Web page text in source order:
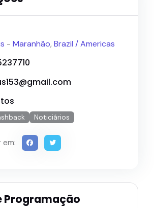
- Maranhão, Brazil /Americas
Noticiários
Programação